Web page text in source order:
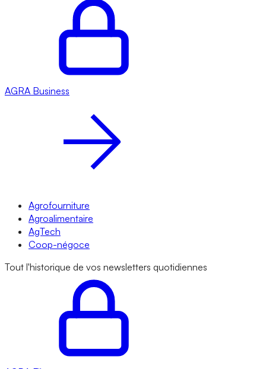
AGRA Business
Agrofourniture
Agroalimentaire
AgTech
Coop-négoce
Tout l'historique de vos newsletters quotidiennes